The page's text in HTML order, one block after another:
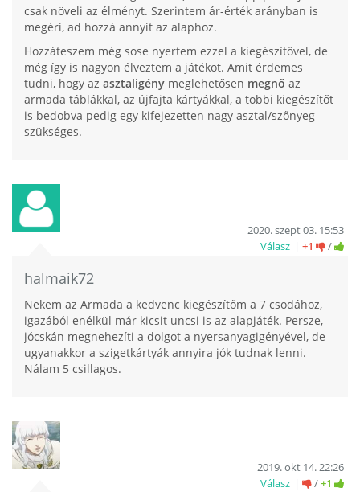
csak növeli az élményt. Szerintem ár-érték arányban is
megéri, ad hozzá annyit az alaphoz.
Hozzáteszem még sose nyertem ezzel a kiegészítővel, de
még így is nagyon élveztem a játékot. Amit érdemes
tudni, hogy az asztaligény meglehetősen megnő az
armada táblákkal, az újfajta kártyákkal, a többi kiegészítőt
is bedobva pedig egy kifejezetten nagy asztal/szőnyeg
szükséges.
halmaik72
2020. szept 03. 15:53
Válasz
+1 /
Nekem az Armada a kedvenc kiegészítőm a 7 csodához,
igazából enélkül már kicsit uncsi is az alapjáték. Persze,
jócskán megnehezíti a dolgot a nyersanyagigényével, de
ugyanakkor a szigetkártyák annyira jók tudnak lenni.
Nálam 5 csillagos.
2019. okt 14. 22:26
Válasz
/+1